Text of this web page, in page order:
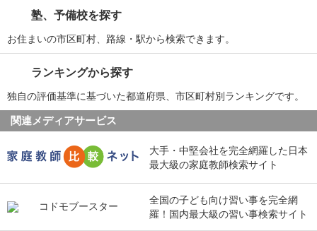
塾、予備校を探す
お住まいの市区町村、路線・駅から検索できます。
ランキングから探す
独自の評価基準に基づいた都道府県、市区町村別ランキングです。
関連メディアサービス
大手・中堅会社を完全網羅した日本
最大級の家庭教師検索サイト
全国の子ども向け習い事を完全網
羅！国内最大級の習い事検索サイト